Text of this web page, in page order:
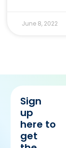
June 8, 2022
Sign
up
here to
get